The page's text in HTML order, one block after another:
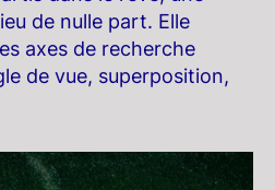
de nulle part. Elle
axes de recherche
de vue, superposition,